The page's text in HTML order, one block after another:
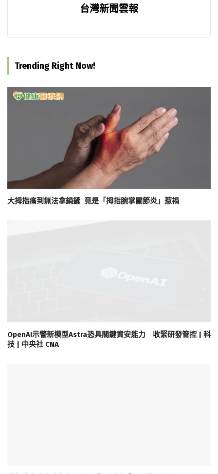
台灣新聞雲報
Trending Right Now!
大拇指痛到無法拿鍋鏟 竟是「拇指腕掌關節炎」惹禍
OpenAI示警新模型Astra恐具關鍵資安能力 收緊研發管控 | 科
技 | 中央社 CNA